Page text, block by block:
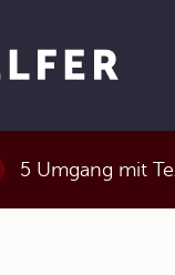
5 Umgang mit